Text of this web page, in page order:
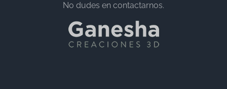
No dudes en contactarnos.